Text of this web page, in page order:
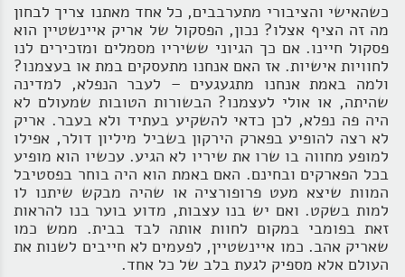
כשהאישי והציבורי מתערבבים, כל אחד מאתנו צריך לבחון
מה זה הציף אצלו? נכון, הפסקול של אריק איינשטיין הוא
פסקול חיינו. אם כך הגיוני ששיריו מסמלים ומזכירים לנו
לחוויות אישיות. אז האם אנחנו מתעסקים במת או בעצמנו?
ולמה באמת אנחנו מתגעגעים – לעבר הנפלא, למדינה
שהיתה, או אולי לעצמנו? הבשורות הטובות שמעולם לא
היה פה נפלא, לכן כדאי להשקיע בעתיד ולא בעבר. אריק
לא רצה להופיע בפארק הירקון בשביל מיליון דולר, אפילו
למופע מחווה בו שרו את שיריו לא הגיע. עכשיו הוא מופיע
בכל הפארקים ובחינם. האם באמת הוא היה בוחר בפסטיבל
המוות שיצא מעט פרופורציה או שהיה מבקש שיתנו לו
למות בשקט. ואם יש בנו עצבות, מדוע בוער בנו להראות
זאת בפומבי במקום לחוות אותה לבד בבית. ממש כמו
שאריק אהב. כמו איינשטיין, לפעמים לא חייבים לשנות את
העולם אלא מספיק לגעת בלב של כל אחד.